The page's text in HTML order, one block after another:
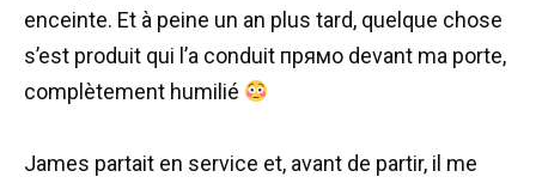
enceinte. Et à peine un an plus tard, quelque chose
s’est produit qui l’a conduit прямо devant ma porte,
complètement humilié
James partait en service et, avant de partir, il me